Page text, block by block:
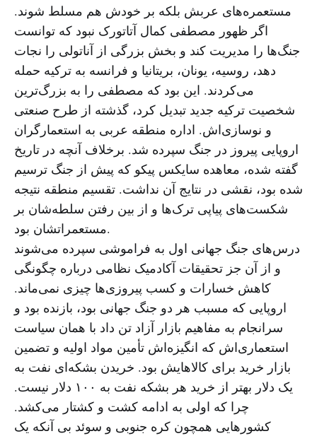
مستعمره‌های عربش بلکه بر خودش هم مسلط شوند.
اگر ظهور مصطفی کمال آتاتورک نبود که توانست
جنگ‌ها را مدیریت کند و بخش بزرگی از آناتولی را نجات
دهد، روسیه، یونان، بریتانیا و فرانسه به ترکیه حمله
می‌کردند. این بود که مصطفی را به بزرگ‌ترین
شخصیت ترکیه جدید تبدیل کرد، گذشته از طرح صنعتی
و نوسازی‌اش. اداره منطقه عربی به استعمارگران
اروپایی پیروز در جنگ سپرده شد. برخلاف آنچه در تاریخ
گفته شده، معاهده سایکس پیکو که پیش از جنگ ترسیم
شده بود، نقشی در نتایج آن نداشت. تقسیم منطقه نتیجه
شکست‌های پیاپی ترک‌ها و از بین رفتن سلطه‌شان بر
مستعمراتشان بود.
درس‌های جنگ جهانی اول به فراموشی سپرده می‌شوند
و از آن جز تحقیقات آکادمیک نظامی درباره چگونگی
کاهش خسارات و کسب پیروزی‌ها چیزی نمی‌ماند.
اروپایی که مسبب هر دو جنگ جهانی بود، بازنده بود و
سرانجام به مفاهیم بازار آزاد تن داد با همان سیاست
استعماری‌اش که انگیزه‌اش تأمین مواد اولیه و تضمین
بازار خرید برای کالاهایش بود. خریدن بشکه‌ای نفت به
یک دلار بهتر از خرید هر بشکه نفت به ۱۰۰ دلار نیست.
چرا که اولی به ادامه کشت و کشتار می‌کشد.
کشورهایی همچون کره جنوبی و سوئد بی آنکه یک